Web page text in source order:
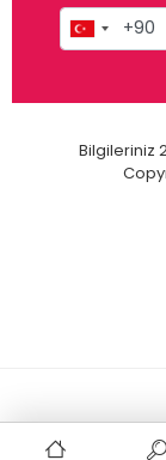
Bilgileriniz